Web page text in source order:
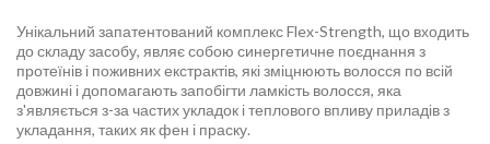
Унікальний запатентований комплекс Flex-Strength, що входить
до складу засобу, являє собою синергетичне поєднання з
протеїнів і поживних екстрактів, які зміцнюють волосся по всій
довжині і допомагають запобігти ламкість волосся, яка
з'являється з-за частих укладок і теплового впливу приладів з
укладання, таких як фен і праску.